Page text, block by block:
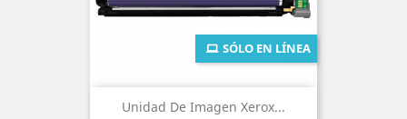
Unidad De Imagen Xerox...
SÓLO EN LÍNEA